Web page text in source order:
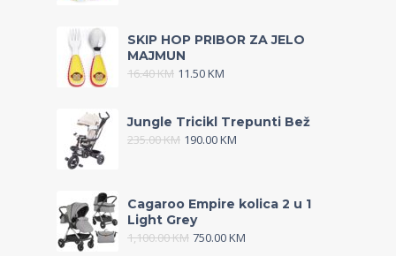
SKIP HOP PRIBOR ZA JELO
MAJMUN
16.40KM 11.50KM
Jungle Tricikl Trepunti Bež
235.00KM 190.00KM
Cagaroo Empire kolica 2 u 1
Light Grey
1,100.00KM 750.00KM